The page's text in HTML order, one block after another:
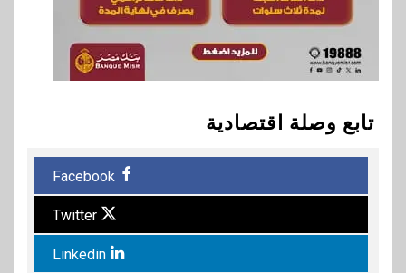
تابع وصلة اقتصادية
Facebook
Twitter
Linkedin